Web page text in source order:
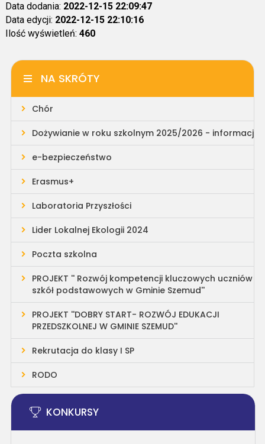
Data dodania: 2022-12-15 22:09:47
Data edycji: 2022-12-15 22:10:16
Ilość wyświetleń: 460
NA SKRÓTY
Chór
Dożywianie w roku szkolnym 2025/2026 - informacja
e-bezpieczeństwo
Erasmus+
Laboratoria Przyszłości
Lider Lokalnej Ekologii 2024
Poczta szkolna
PROJEKT '' Rozwój kompetencji kluczowych uczniów
szkół podstawowych w Gminie Szemud''
PROJEKT ''DOBRY START- ROZWÓJ EDUKACJI
PRZEDSZKOLNEJ W GMINIE SZEMUD''
Rekrutacja do klasy I SP
RODO
KONKURSY